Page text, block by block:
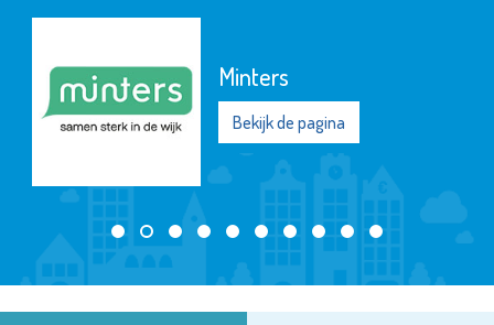
Minters
Bekijk de pagina